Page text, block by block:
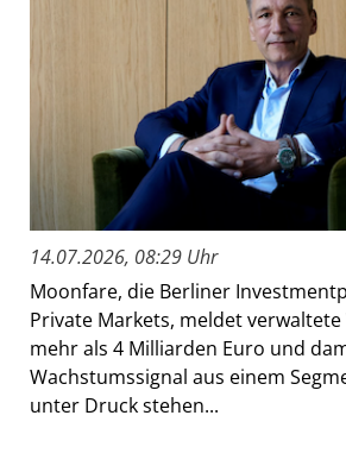
14.07.2026, 08:29 Uhr
Moonfare, die Berliner
Private Markets, meldet
mehr als 4 Milliarden Euro und
Wachstumssignal aus einem
unter Druck stehen...